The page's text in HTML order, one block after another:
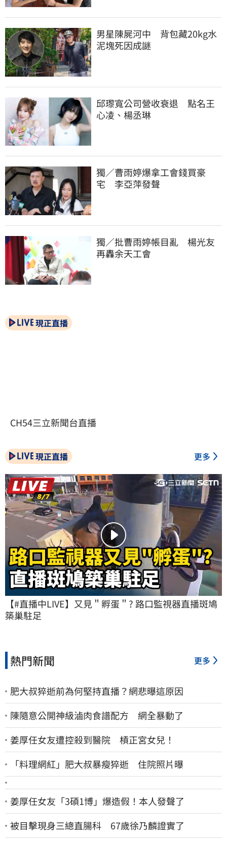
男星陳屍河中　背包藏20kg水
泥塊死因成謎
邱瓈寬公司營收衰退　點名王
心凌、楊丞琳
獨／曹雨婷爆拿工會錢買豪
宅　李亞萍發聲
獨／批曹雨婷帳目亂　楊光友
再轟余天工會
現正直播
CH54三立新聞台直播
現正直播 更多
【#直播中LIVE】又見＂孵蛋＂? 路口監視器直播斑鳩
築巢駐足
熱門新聞 更多
肥大叔猝逝前為何堅持直播？網悲曝這原因
陳隨意公開神級滷肉食譜配方 網全暴動了
姜厚任女友遭控殺到醫院 槓正宮女兒！
「料理網紅」肥大叔暴瘦猝逝 住院照片曝
姜厚任女友「3碩1博」爆造假！本人發聲了
被目擊現身三總直腸科 67歲徐乃麟證實了